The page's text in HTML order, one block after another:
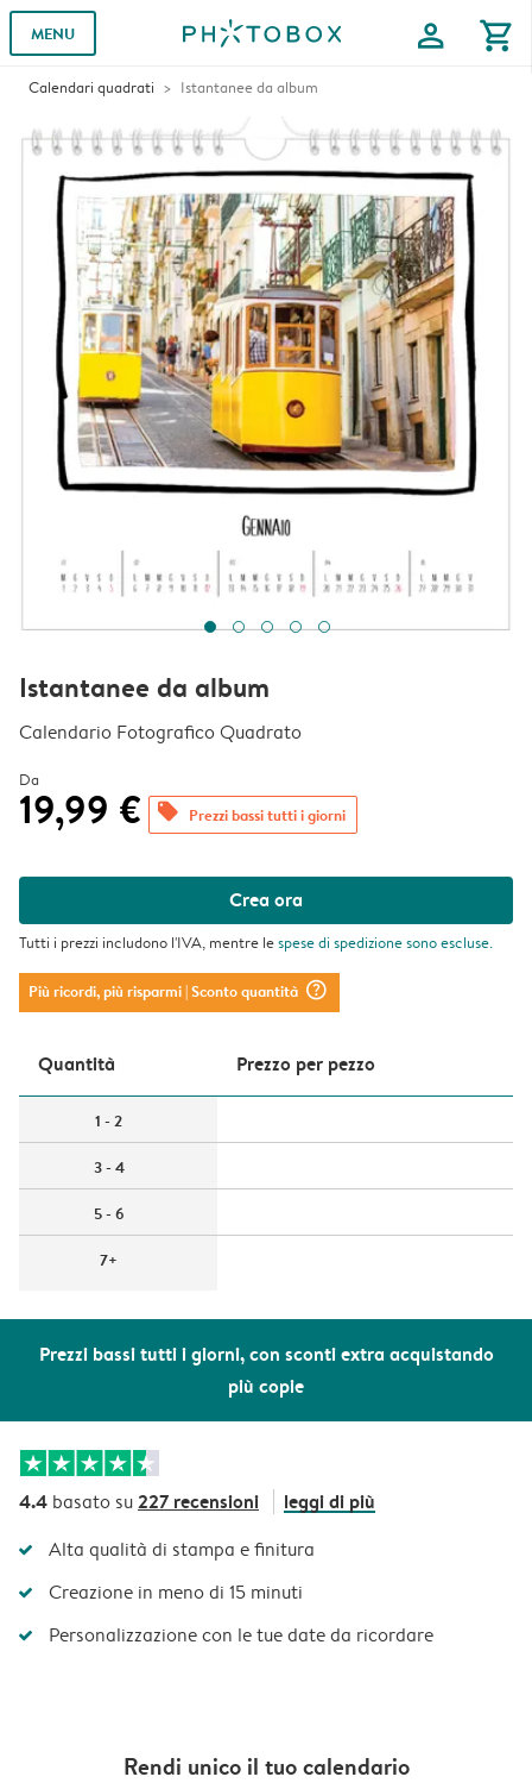
MENU profile shopping_cart
Calendari quadrati Istantanee da album
Prezzi bassi tutti i giorni, con sconti extra acquistando
più copie
Istantanee da album
Calendario Fotografico Quadrato
Da
19,99 € offers Prezzi bassi tutti i giorni
Crea ora
Tutti i prezzi includono l'IVA, mentre lespese di spedizionesono escluse.
Più ricordi, più risparmi| Sconto quantità question_mark_circle
Quantità Prezzo per pezzo
1 - 2
3 - 4
5 - 6
7+
4.4 basato su227 recensioni leggi di più
Alta qualità di stampa e finitura
Creazione in meno di 15 minuti
Personalizzazione con le tue date da ricordare
Rendi unico il tuo calendario